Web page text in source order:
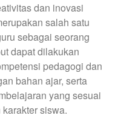
dan inovasi
salah satu
sebagai seorang
dapat dilakukan
pedagogi dan
bahan ajar, serta
yang sesuai
siswa.